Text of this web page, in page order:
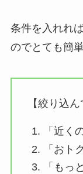
条件を入れれ
のでとても簡単
【絞り込
「近く
「おト
「もっ